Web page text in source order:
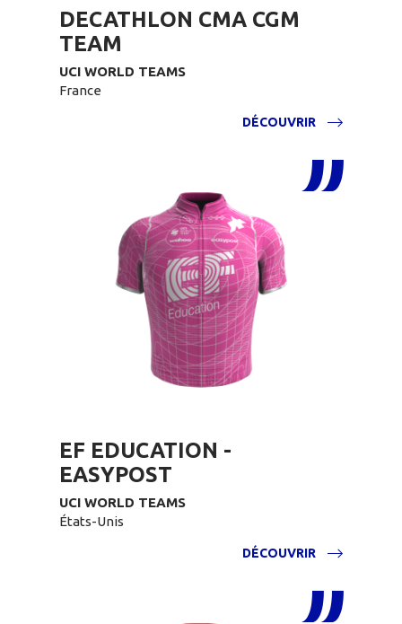
DECATHLON CMA CGM
TEAM
UCI WORLD TEAMS
France
DÉCOUVRIR
EF EDUCATION -
EASYPOST
UCI WORLD TEAMS
États-Unis
DÉCOUVRIR